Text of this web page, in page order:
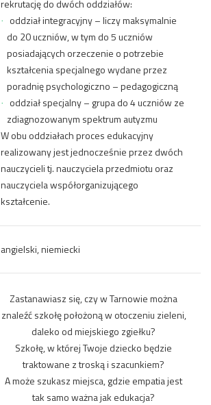
rekrutację do dwóch oddziałów:
·
oddział integracyjny – liczy maksymalnie
do 20 uczniów, w tym do 5 uczniów
posiadających orzeczenie o potrzebie
kształcenia specjalnego wydane przez
poradnię psychologiczno – pedagogiczną
·
oddział specjalny – grupa do 4 uczniów ze
zdiagnozowanym spektrum autyzmu
W obu oddziałach proces edukacyjny
realizowany jest jednocześnie przez dwóch
nauczycieli tj. nauczyciela przedmiotu oraz
nauczyciela współorganizującego
kształcenie.
angielski, niemiecki
Zastanawiasz się, czy w Tarnowie można
znaleźć szkołę położoną w otoczeniu zieleni,
daleko od miejskiego zgiełku?
Szkołę, w której Twoje dziecko będzie
traktowane z troską i szacunkiem?
A może szukasz miejsca, gdzie empatia jest
tak samo ważna jak edukacja?